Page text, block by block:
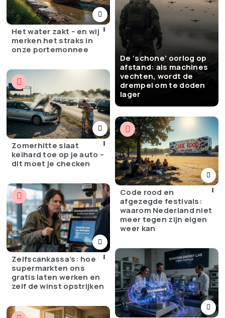
Het water zakt – en wij
merken het straks in
onze portemonnee
De ‘schone’ oorlog op
afstand: als machines
vechten, wordt de
drempel om te doden
lager
Zomerhitte slaat
keihard toe op je auto –
dit moet je checken
Code rood en
afgezegde festivals:
waarom Nederland niet
meer tegen zijn eigen
weer kan
Zelfscankassa’s: hoe
supermarkten ons
gratis laten werken en
zelf de winst opstrijken